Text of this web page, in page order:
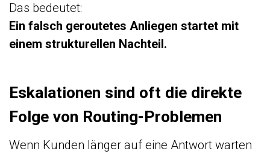
Das bedeutet:
Ein falsch geroutetes Anliegen startet mit
einem strukturellen Nachteil.
Eskalationen sind oft die direkte
Folge von Routing-Problemen
Wenn Kunden länger auf eine Antwort warten